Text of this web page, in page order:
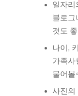
일자리
블로그
것도
나이,
가족사
물어볼
사진의